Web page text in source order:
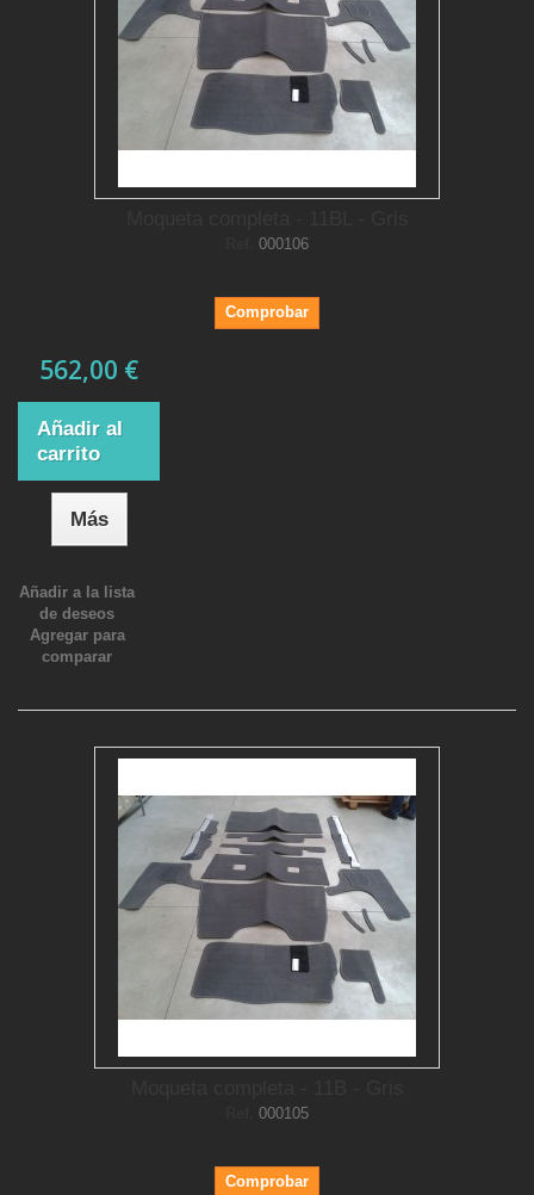
000106
Comprobar
562,00 €
Añadir al
carrito
Más
Añadir a la lista
de deseos
Agregar para
comparar
000105
Comprobar